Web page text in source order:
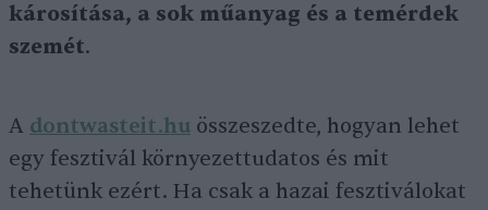
károsítása, a sok műanyag és a temérdek
szemét.
A dontwasteit.hu összeszedte, hogyan lehet
egy fesztivál környezettudatos és mit
tehetünk ezért. Ha csak a hazai fesztiválokat